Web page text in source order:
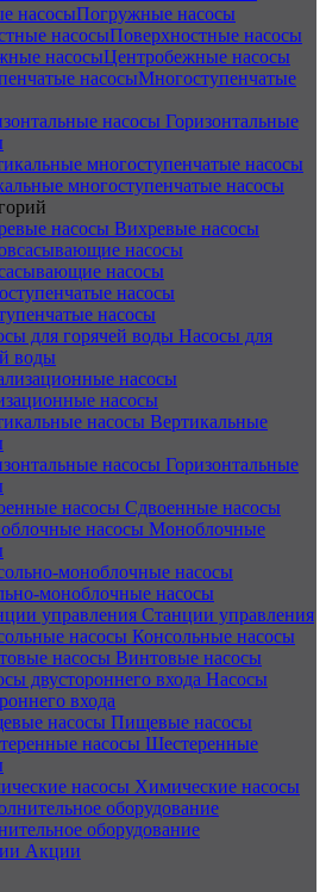
Погружные насосы
Поверхностные насосы
Центробежные насосы
Многоступенчатые
Горизонтальные
многоступенчатые насосы
Вихревые насосы
насосы
насосы
Насосы для
воды
насосы
Вертикальные
Горизонтальные
Сдвоенные насосы
Моноблочные
моноблочные насосы
Станции управления
Консольные насосы
Винтовые насосы
Насосы
входа
Пищевые насосы
Шестеренные
Химические насосы
оборудование
Акции